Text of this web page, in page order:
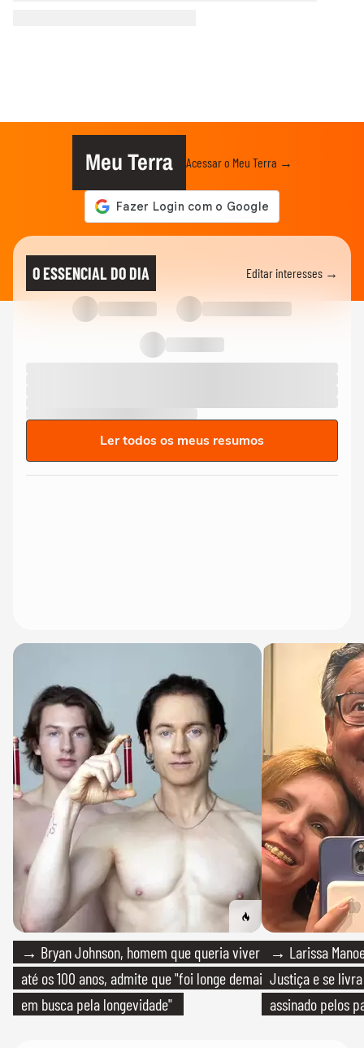
Meu Terra Acessar o Meu Terra →
O ESSENCIAL DO DIA Editar interesses →
Ler todos os meus resumos
→ Bryan Johnson, homem que queria viver
até os 100 anos, admite que "foi longe demais
em busca pela longevidade"
→ Larissa
Justiça e se
assinado pelos